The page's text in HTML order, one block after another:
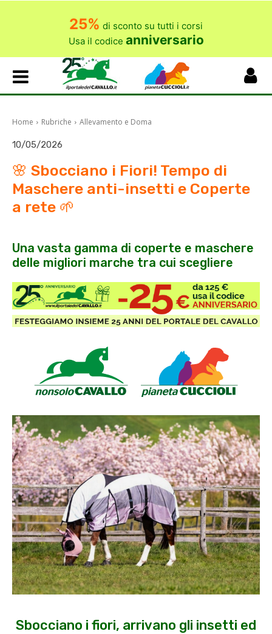
25% di sconto su tutti i corsi
Usa il codice anniversario
Home Rubriche Allevamento e Doma
10/05/2026
🌸 Sbocciano i Fiori! Tempo di
Maschere anti-insetti e Coperte
a rete 🌱
Una vasta gamma di coperte e maschere
delle migliori marche tra cui scegliere
Sbocciano i fiori, arrivano gli insetti ed